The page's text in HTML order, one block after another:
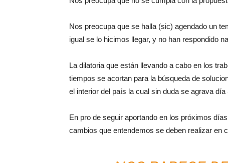
Nos preocupa que se halla (sic) agendado un
igual se lo hicimos llegar, y no han respondido
La dilatoria que están llevando a cabo en los
tiempos se acortan para la búsqueda de
el interior del país la cual sin duda se agrava
En pro de seguir aportando en los próximos
cambios que entendemos se deben realizar en